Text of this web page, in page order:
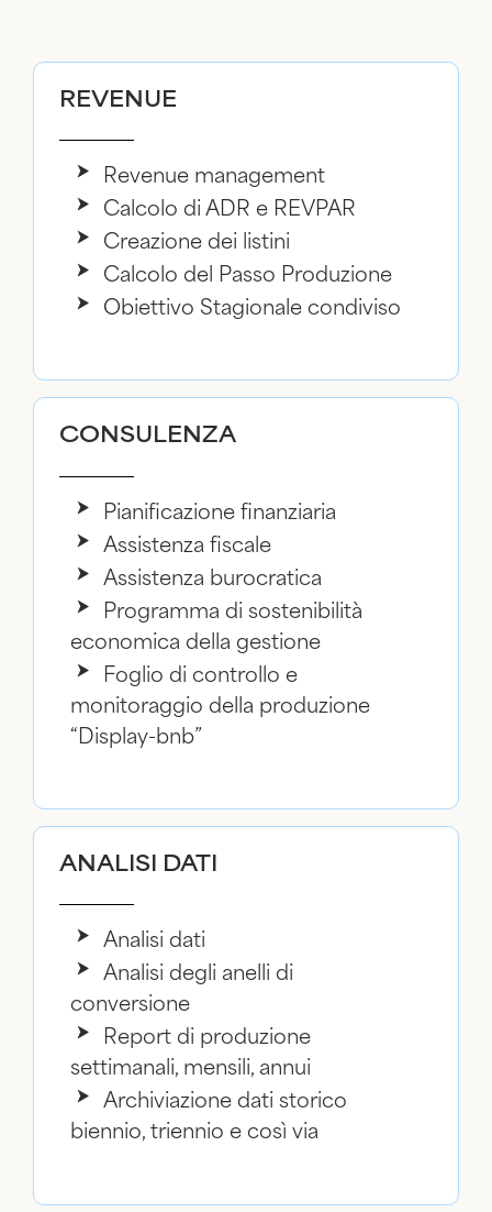
REVENUE
Revenue management
Calcolo di ADR e REVPAR
Creazione dei listini
Calcolo del Passo Produzione
Obiettivo Stagionale condiviso
CONSULENZA
Pianificazione finanziaria
Assistenza fiscale
Assistenza burocratica
Programma di sostenibilità
economica della gestione
Foglio di controllo e
monitoraggio della produzione
“Display-bnb”
ANALISI DATI
Analisi dati
Analisi degli anelli di
conversione
Report di produzione
settimanali, mensili, annui
Archiviazione dati storico
biennio, triennio e così via